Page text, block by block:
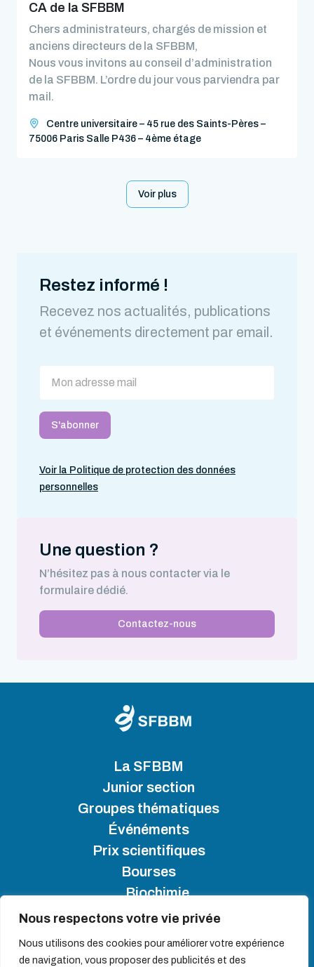
Nous respectons votre vie privée
Nous utilisons des cookies pour améliorer votre expérience
de navigation, vous proposer des publicités et des
CA de la SFBBM
Chers administrateurs, chargés de mission et
anciens directeurs de la SFBBM,
Nous vous invitons au conseil d’administration
de la SFBBM. L’ordre du jour vous parviendra par
mail.
Centre universitaire – 45 rue des Saints-Pères –
75006 Paris Salle P436 – 4ème étage
Voir plus
Restez informé !
Recevez nos actualités, publications
et événements directement par email.
Voir la Politique de protection des données
personnelles
Une question ?
N’hésitez pas à nous contacter via le
formulaire dédié.
Contactez-nous
La SFBBM
Junior section
Groupes thématiques
Événéments
Prix scientifiques
Bourses
Biochimie